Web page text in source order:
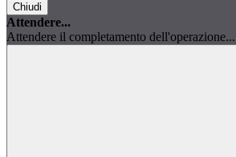
Chiudi
Attendere...
Attendere il completamento dell'operazione...